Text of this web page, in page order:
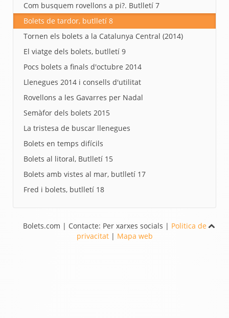
Com busquem rovellons a pi?. Butlletí 7
Bolets de tardor, butlletí 8
Tornen els bolets a la Catalunya Central (2014)
El viatge dels bolets, butlletí 9
Pocs bolets a finals d'octubre 2014
Llenegues 2014 i consells d'utilitat
Rovellons a les Gavarres per Nadal
Semàfor dels bolets 2015
La tristesa de buscar llenegues
Bolets en temps difícils
Bolets al litoral, Butlletí 15
Bolets amb vistes al mar, butlletí 17
Fred i bolets, butlletí 18
Bolets.com | Contacte: Per xarxes socials | Politica de
privacitat| Mapa web